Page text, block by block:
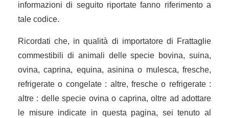
informazioni di seguito riportate fanno riferimento a
tale codice.
Ricordati che, in qualità di importatore di Frattaglie
commestibili di animali delle specie bovina, suina,
ovina, caprina, equina, asinina o mulesca, fresche,
refrigerate o congelate : altre, fresche o refrigerate :
altre : delle specie ovina o caprina, oltre ad adottare
le misure indicate in questa pagina, sei tenuto al